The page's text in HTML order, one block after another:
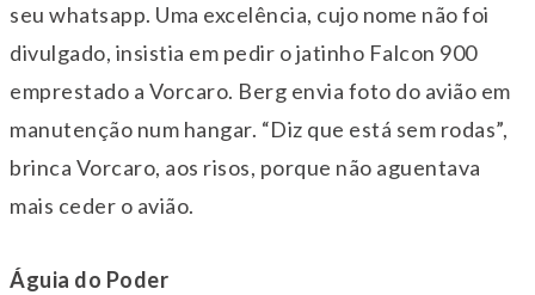
seu whatsapp. Uma excelência, cujo nome não foi
divulgado, insistia em pedir o jatinho Falcon 900
emprestado a Vorcaro. Berg envia foto do avião em
manutenção num hangar. “Diz que está sem rodas”,
brinca Vorcaro, aos risos, porque não aguentava
mais ceder o avião.
Águia do Poder